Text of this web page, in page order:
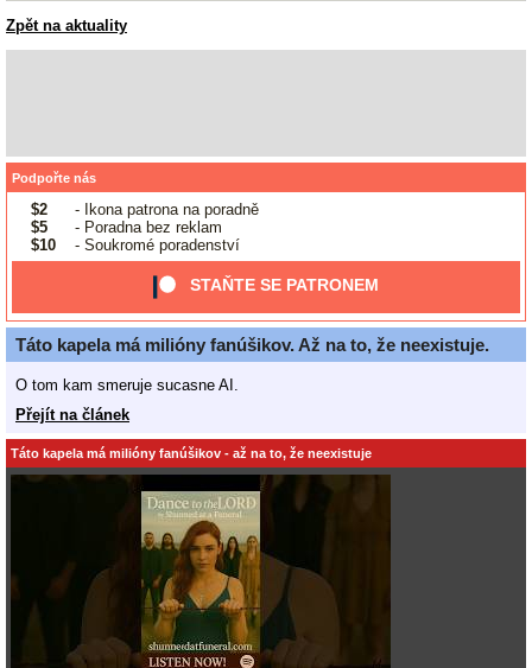
Zpět na aktuality
Podpořte nás
$2
- Ikona patrona na poradně
$5
- Poradna bez reklam
$10
- Soukromé poradenství
STAŇTE SE PATRONEM
Táto kapela má milióny fanúšikov. Až na to, že neexistuje.
O tom kam smeruje sucasne AI.
Přejít na článek
Táto kapela má milióny fanúšikov - až na to, že neexistuje